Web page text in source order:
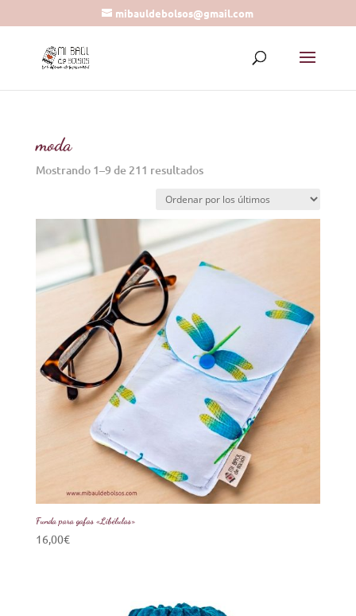
mibauldebolsos@gmail.com
moda
Mostrando 1–9 de 211 resultadosOrdenado
los
Funda para gafas «Libélulas»
16,00€